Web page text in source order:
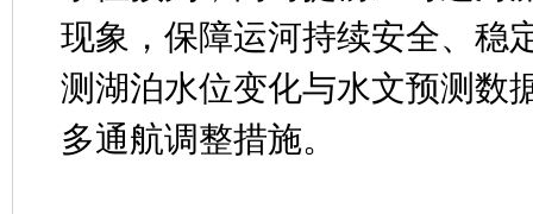
现象，保障运河持续安全、稳
测湖泊水位变化与水文预测数
多通航调整措施。